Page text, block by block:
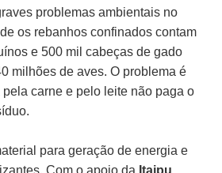
problemas ambientais no
os rebanhos confinados contam
e 500 mil cabeças de gado
milhões de aves. O problema é
carne e pelo leite não paga o
para geração de energia e
Com o apoio da Itaipu